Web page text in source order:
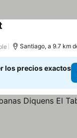
Santiago, a 9.7 km
los precios exactos